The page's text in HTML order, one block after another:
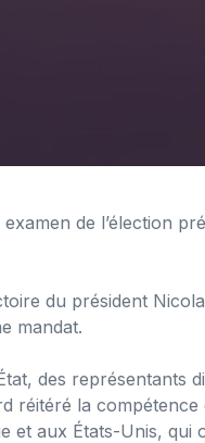
de l’élection
du président
mandat.
des représentants
réitéré la
et aux États-Unis, qui